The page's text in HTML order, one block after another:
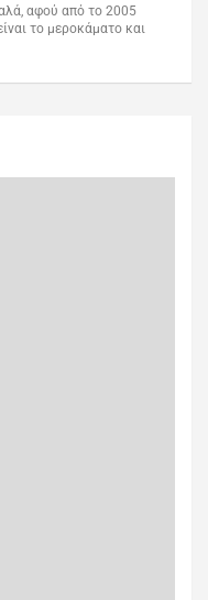
αφού από το 2005
το μεροκάματο και